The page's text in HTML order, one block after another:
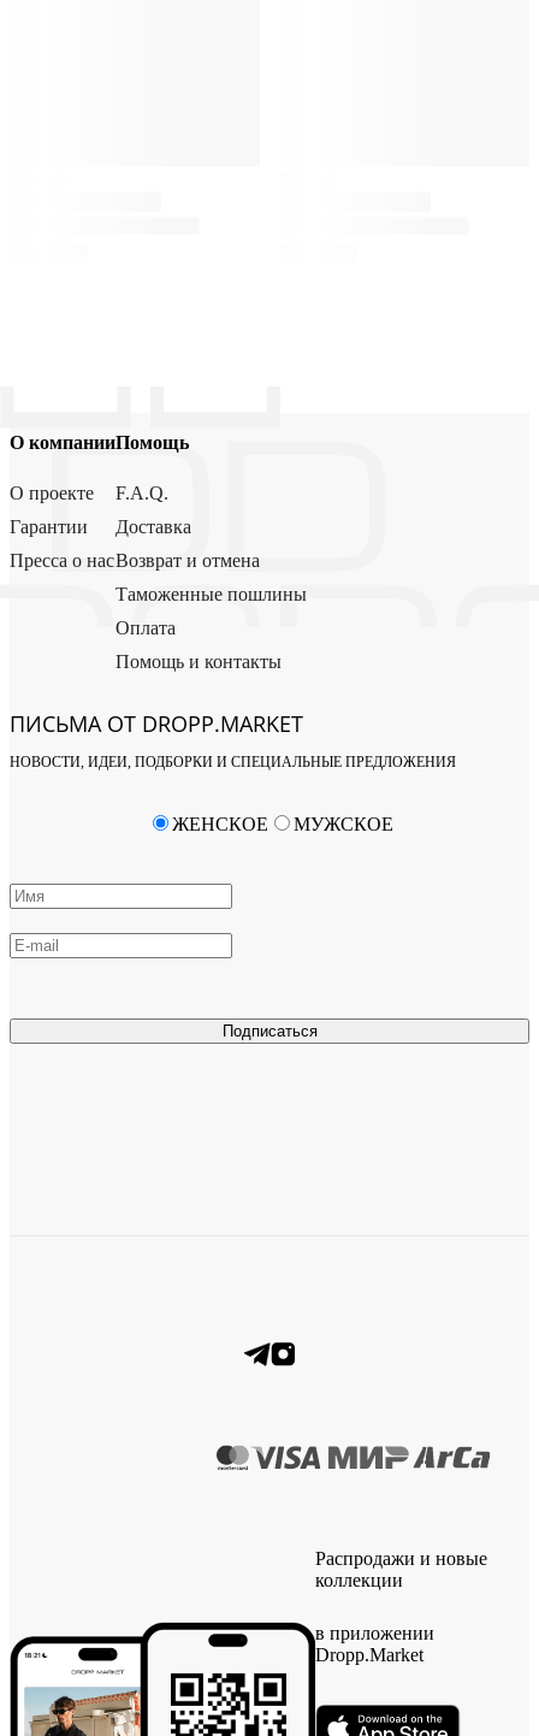
О компании
О проекте
Гарантии
Пресса о нас
Помощь
F.A.Q.
Доставка
Возврат и отмена
Таможенные пошлины
Оплата
Помощь и контакты
ПИСЬМА ОТ DROPP.MARKET
НОВОСТИ, ИДЕИ, ПОДБОРКИ И СПЕЦИАЛЬНЫЕ ПРЕДЛОЖЕНИЯ
Подписаться
ЖЕНСКОЕ МУЖСКОЕ
Распродажи и новые
коллекции
в приложении
Dropp.Market